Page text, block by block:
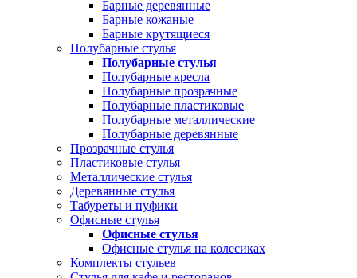
Барные деревянные
Барные кожаные
Барные крутящиеся
Полубарные стулья
Полубарные стулья
Полубарные кресла
Полубарные прозрачные
Полубарные пластиковые
Полубарные металлические
Полубарные деревянные
Прозрачные стулья
Пластиковые стулья
Металлические стулья
Деревянные стулья
Табуреты и пуфики
Офисные стулья
Офисные стулья
Офисные стулья на колесиках
Комплекты стульев